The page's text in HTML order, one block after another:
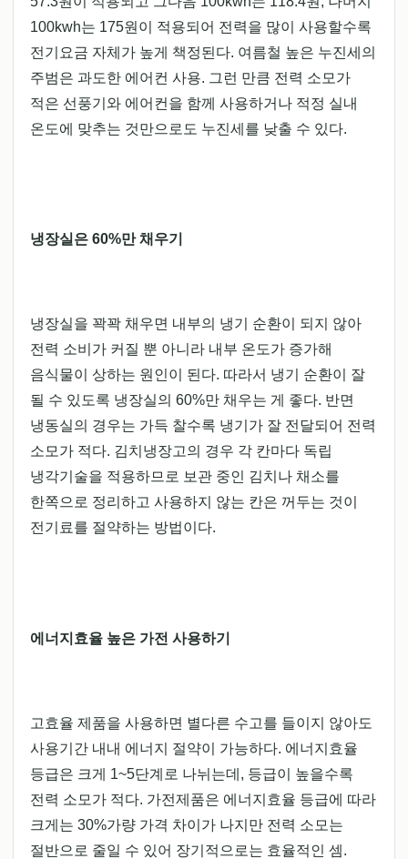
100kwh는 175원이 적용되어 전력을 많이 사용할수록
전기요금 자체가 높게 책정된다. 여름철 높은 누진세의
주범은 과도한 에어컨 사용. 그런 만큼 전력 소모가
적은 선풍기와 에어컨을 함께 사용하거나 적정 실내
온도에 맞추는 것만으로도 누진세를 낮출 수 있다.
냉장실은 60%만 채우기
냉장실을 꽉꽉 채우면 내부의 냉기 순환이 되지 않아
전력 소비가 커질 뿐 아니라 내부 온도가 증가해
음식물이 상하는 원인이 된다. 따라서 냉기 순환이 잘
될 수 있도록 냉장실의 60%만 채우는 게 좋다. 반면
냉동실의 경우는 가득 찰수록 냉기가 잘 전달되어 전력
소모가 적다. 김치냉장고의 경우 각 칸마다 독립
냉각기술을 적용하므로 보관 중인 김치나 채소를
한쪽으로 정리하고 사용하지 않는 칸은 꺼두는 것이
전기료를 절약하는 방법이다.
에너지효율 높은 가전 사용하기
고효율 제품을 사용하면 별다른 수고를 들이지 않아도
사용기간 내내 에너지 절약이 가능하다. 에너지효율
등급은 크게 1~5단계로 나뉘는데, 등급이 높을수록
전력 소모가 적다. 가전제품은 에너지효율 등급에 따라
크게는 30%가량 가격 차이가 나지만 전력 소모는
절반으로 줄일 수 있어 장기적으로는 효율적인 셈.